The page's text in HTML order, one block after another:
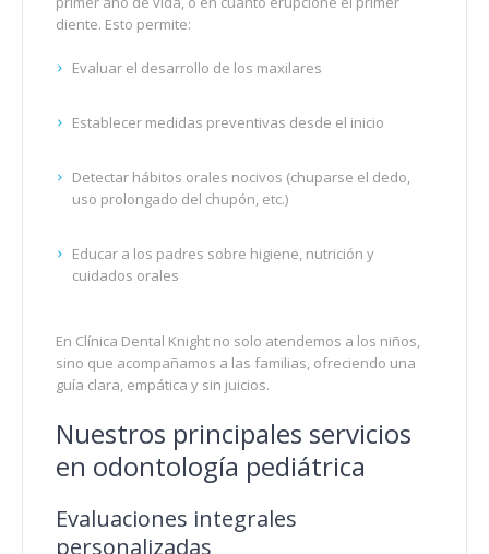
diente. Esto permite:
Evaluar el desarrollo de los maxilares
Establecer medidas preventivas desde el inicio
Detectar hábitos orales nocivos (chuparse el dedo,
uso prolongado del chupón, etc.)
Educar a los padres sobre higiene, nutrición y
cuidados orales
En Clínica Dental Knight no solo atendemos a los niños,
sino que acompañamos a las familias, ofreciendo una
guía clara, empática y sin juicios.
Nuestros principales servicios
en odontología pediátrica
Evaluaciones integrales
personalizadas